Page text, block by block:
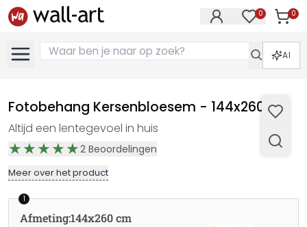
0 0
AI
Fotobehang Kersenbloesem - 144x260 cm
Altijd een lentegevoel in huis
2 Beoordelingen
Meer over het product
1
Afmeting:144x260 cm